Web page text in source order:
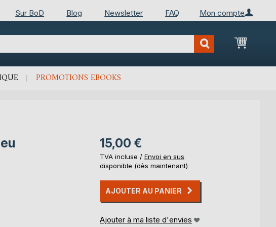
Mon compte
Sur BoD Blog Newsletter FAQ
Mon
PROMOTIONS EBOOKS
15,00 €
TVA incluse / Envoi en sus
disponible (dès maintenant)
AJOUTER AU PANIER
Ajouter à ma liste d'envies